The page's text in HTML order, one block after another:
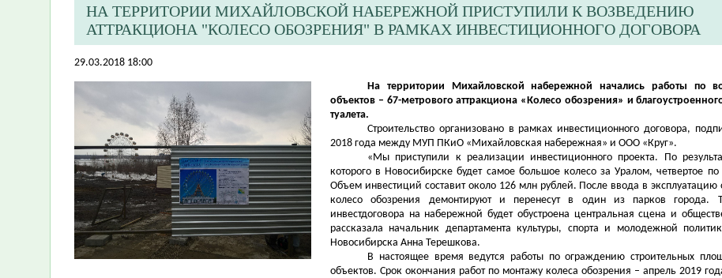
НА ТЕРРИТОРИИ МИХАЙЛОВСКОЙ НАБЕРЕЖНОЙ ПРИСТУПИЛИ К ВОЗВЕДЕНИЮ
АТТРАКЦИОНА "КОЛЕСО ОБОЗРЕНИЯ" В РАМКАХ ИНВЕСТИЦИОННОГО ДОГОВОРА
29.03.2018 18:00
На территории Михайловской набережной начались работы по
объектов – 67-метрового аттракциона «Колесо обозрения» и
туалета.
Строительство организовано в рамках инвестиционного договора,
2018 года между МУП ПКиО «Михайловская набережная» и ООО «Круг».
«Мы приступили к реализации инвестиционного проекта. По
которого в Новосибирске будет самое большое колесо за Уралом, четвертое по
Объем инвестиций составит около 126 млн рублей. После ввода в эксплуатацию
колесо обозрения демонтируют и перенесут в один из парков города.
инвестдоговора на набережной будет обустроена центральная сцена и
рассказала начальник департамента культуры, спорта и молодежной
Новосибирска Анна Терешкова.
В настоящее время ведутся работы по ограждению строительных
объектов. Срок окончания работ по монтажу колеса обозрения – апрель 2019